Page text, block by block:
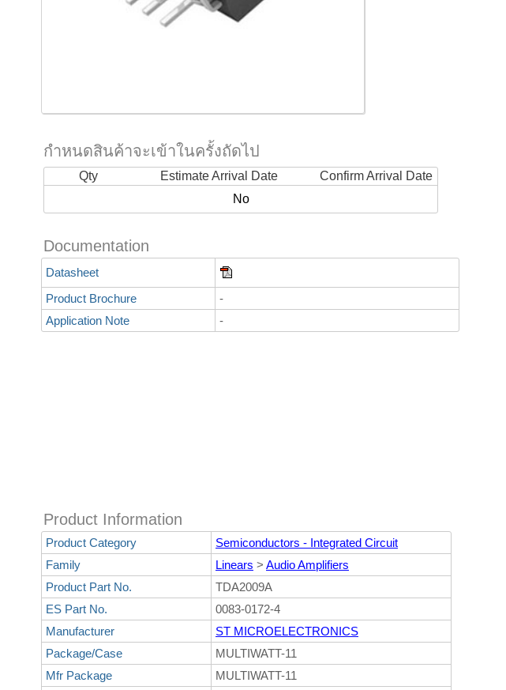
กำหนดสินค้าจะเข้าในครั้งถัดไป
Qty Estimate Arrival Date
Confirm Arrival Date
No
Documentation
Datasheet
Product Brochure
-
Application Note
-
Product Information
Product Category
Semiconductors - Integrated Circuit
Family
Linears > Audio Amplifiers
Product Part No.
TDA2009A
ES Part No.
0083-0172-4
Manufacturer
ST MICROELECTRONICS
Package/Case
MULTIWATT-11
Mfr Package
MULTIWATT-11